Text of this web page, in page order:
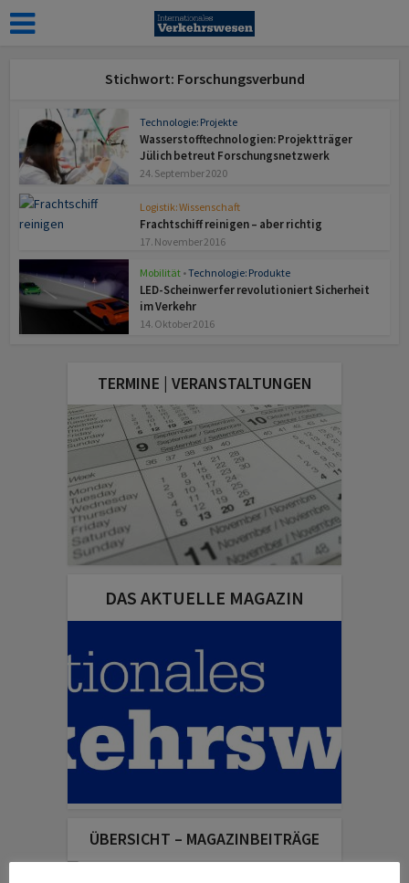
Stichwort: Forschungsverbund
Technologie: Projekte
Wasserstofftechnologien: Projektträger
Jülich betreut Forschungsnetzwerk
24. September 2020
Logistik: Wissenschaft
Frachtschiff reinigen – aber richtig
17. November 2016
Mobilität •Technologie: Produkte
LED-Scheinwerfer revolutioniert Sicherheit
im Verkehr
14. Oktober 2016
TERMINE | VERANSTALTUNGEN
DAS AKTUELLE MAGAZIN
ÜBERSICHT – MAGAZINBEITRÄGE